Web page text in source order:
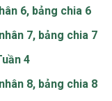
6, bảng chia 6
7, bảng chia 7
4
8, bảng chia 8